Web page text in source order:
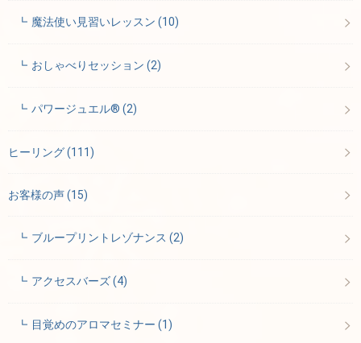
魔法使い見習いレッスン(10)
おしゃべりセッション(2)
パワージュエル®(2)
ヒーリング(111)
お客様の声(15)
ブループリントレゾナンス(2)
アクセスバーズ(4)
目覚めのアロマセミナー(1)